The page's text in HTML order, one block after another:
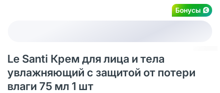
Бонусы
Le Santi Крем для лица и тела
увлажняющий с защитой от потери
влаги 75 мл 1 шт